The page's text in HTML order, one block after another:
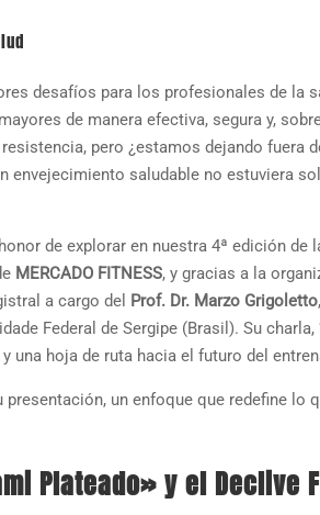
desafíos para los profesionales de la
de manera efectiva, segura y,
pero ¿estamos dejando fuera
envejecimiento saludable no estuviera
de explorar en nuestra 4ª edición de
MERCADO FITNESS, y gracias a la
a cargo del Prof. Dr. Marzo Grigoletto
Federal de Sergipe (Brasil). Su charla,
una hoja de ruta hacia el futuro del
un enfoque que redefine lo
Plateado» y el Declive